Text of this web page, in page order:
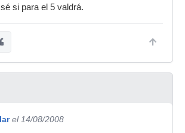
si para el 5 valdrá.
el 14/08/2008